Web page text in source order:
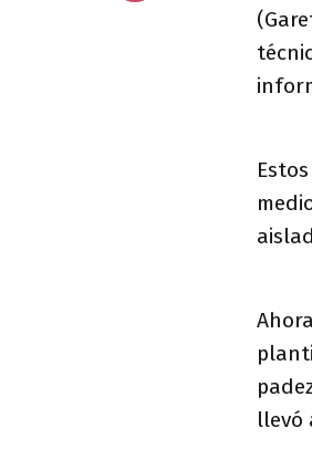
llevó